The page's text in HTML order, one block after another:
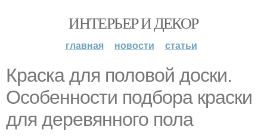
ИНТЕРЬЕР И ДЕКОР
главная новости статьи
Краска для половой доски.
Особенности подбора краски
для деревянного пола